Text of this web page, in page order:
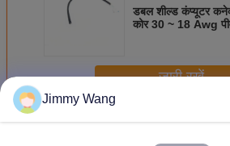
डबल शील्ड कंप्यूटर
कोर 30 ~ 18 Awg
जारी रखें
अधिककंप्यूटर कनेक्शन केबल्स
Jimmy Wang